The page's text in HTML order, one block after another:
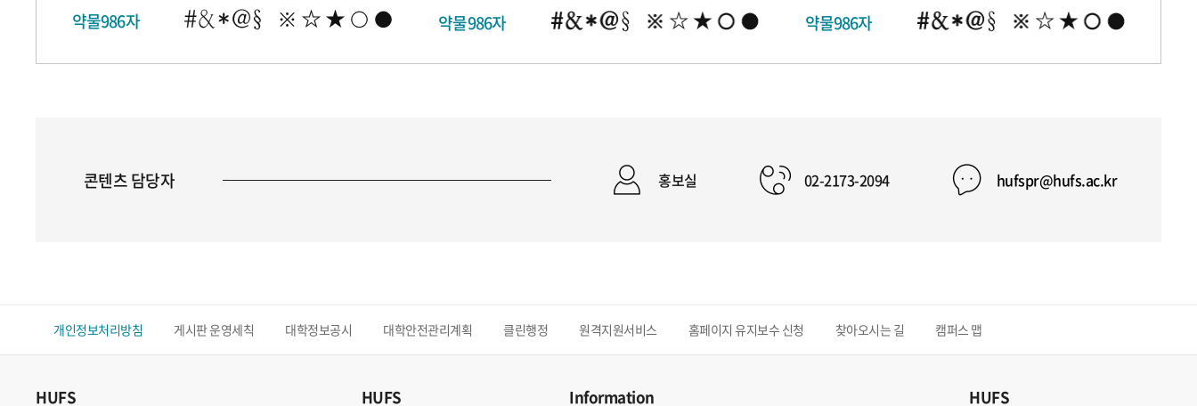
약물986자 약물986자 약물986자
콘텐츠 담당자 홍보실 02-2173-2094 hufspr@hufs.ac.kr
개인정보처리방침 게시판 운영세칙 대학정보공시 대학안전관리계획 클린행정 원격지원서비스 홈페이지 유지보수 신청 찾아오시는 길 캠퍼스 맵
HUFS
HUFS
Information
HUFS